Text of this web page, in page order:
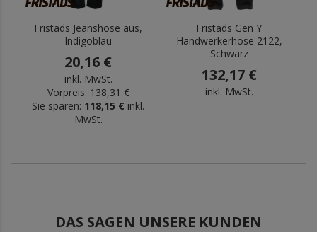
Fristads Jeanshose aus,
Indigoblau
20,16 €
inkl. MwSt.
Vorpreis: 138,31 €
Sie sparen: 118,15 € inkl.
MwSt.
Fristads Gen Y
Handwerkerhose 2122,
Schwarz
132,17 €
inkl. MwSt.
DAS SAGEN UNSERE KUNDEN